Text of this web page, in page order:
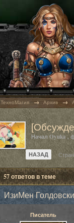
ТехноМагия → Архив →
НачалOyuka ,
НАЗАД
57 ответов в теме
ИзиМен
Писатель